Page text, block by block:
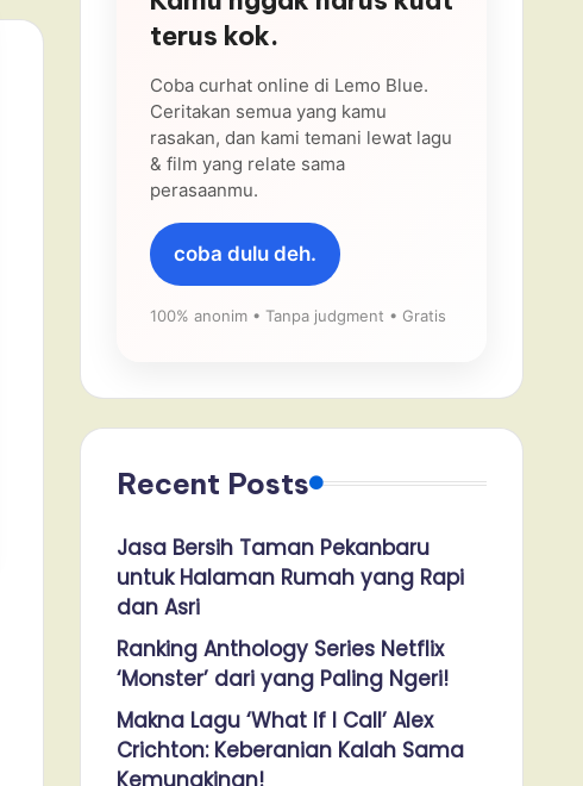
terus kok.
Coba curhat online di Lemo Blue.
Ceritakan semua yang kamu
rasakan, dan kami temani lewat lagu
& film yang relate sama
perasaanmu.
coba dulu deh.
100% anonim • Tanpa judgment • Gratis
Recent Posts
Jasa Bersih Taman Pekanbaru
untuk Halaman Rumah yang Rapi
dan Asri
Ranking Anthology Series Netflix
‘Monster’ dari yang Paling Ngeri!
Makna Lagu ‘What If I Call’ Alex
Crichton: Keberanian Kalah Sama
Kemungkinan!